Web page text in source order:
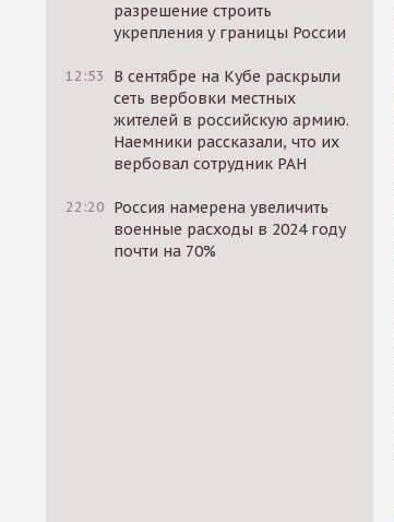
разрешение строить
укрепления у границы России
12:53
В сентябре на Кубе раскрыли
сеть вербовки местных
жителей в российскую армию.
Наемники рассказали, что их
вербовал сотрудник РАН
22:20 Россия намерена увеличить
военные расходы в 2024 году
почти на 70%